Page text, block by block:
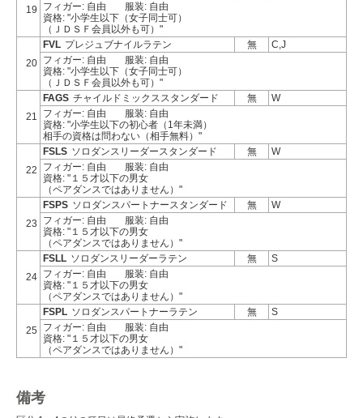
19
フィガー: 自由
服装: 自由
資格: "小学生以下（女子同士可）
（ＪＤＳＦ会員以外も可）"
20
FVL プレジュブナイルラテン 無
C,J
フィガー: 自由
服装: 自由
資格: "小学生以下（女子同士可）
（ＪＤＳＦ会員以外も可）"
21
FAGS チャイルドミックススタンダード 無
W
フィガー: 自由
服装: 自由
資格: "小学生以下の初心者（1年未満）
相手の資格は問わない（相手無料）"
22
FSLS ソロダンスリーダースタンダード 無
W
フィガー: 自由
服装: 自由
資格: "１５才以下の男女
（ペアダンスではありません）"
23
FSPS ソロダンスパートナースタンダード 無
W
フィガー: 自由
服装: 自由
資格: "１５才以下の男女
（ペアダンスではありません）"
24
FSLL ソロダンスリーダーラテン 無
S
フィガー: 自由
服装: 自由
資格: "１５才以下の男女
（ペアダンスではありません）"
25
FSPL ソロダンスパートナーラテン 無
S
フィガー: 自由
服装: 自由
資格: "１５才以下の男女
（ペアダンスではありません）"
備考